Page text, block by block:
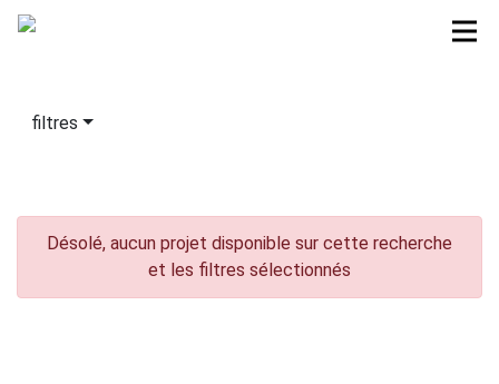
filtres
Désolé, aucun projet disponible sur cette recherche
et les filtres sélectionnés